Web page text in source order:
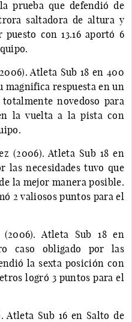
prueba que defendió de
saltadora de altura y
con 13.16 aportó 6
Atleta Sub 18 en 400
magnifica respuesta en un
novedoso para
la vuelta a la pista con
(2006). Atleta Sub 18 en
las necesidades tuvo que
la mejor manera posible.
2 valiosos puntos para el
Atleta Sub 18 en
caso obligado por las
la sexta posición con
logró 3 puntos para el
Atleta Sub 16 en Salto de